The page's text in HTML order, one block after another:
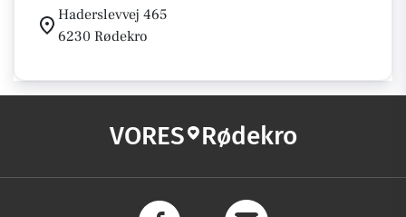
Haderslevvej 465
6230 Rødekro
VORES Rødekro